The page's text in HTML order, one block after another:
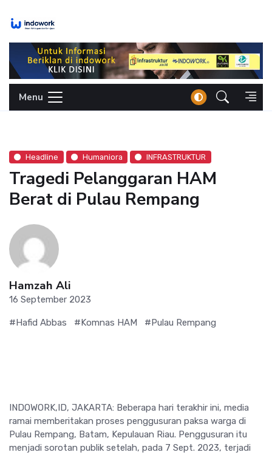
Menu
Headline Humaniora INFRASTRUKTUR
Tragedi Pelanggaran HAM
Berat di Pulau Rempang
Hamzah Ali
16 September 2023
#Hafid Abbas #Komnas HAM #Pulau Rempang
INDOWORK,ID, JAKARTA: Beberapa hari terakhir ini, media
ramai memberitakan proses penggusuran paksa warga di
Pulau Rempang, Batam, Kepulauan Riau. Penggusuran itu
menjadi sorotan publik setelah, pada 7 Sept. 2023, terjadi